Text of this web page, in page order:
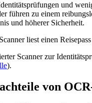
und
führen zu einem
und höherer Sicherheit.
Scanner zur
).
von